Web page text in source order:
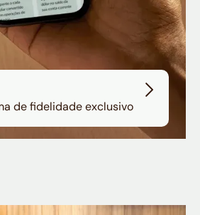
de fidelidade exclusivo